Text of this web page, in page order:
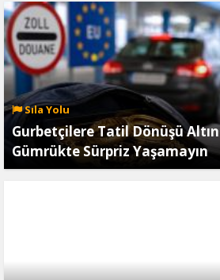
Sıla Yolu
Gurbetçilere Tatil Dönüşü Altın
Gümrükte Sürpriz Yaşamayın